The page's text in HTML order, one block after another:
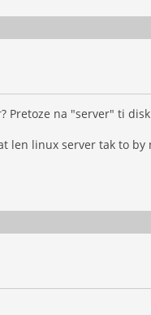
Pretoze na "server" ti
len linux server tak to